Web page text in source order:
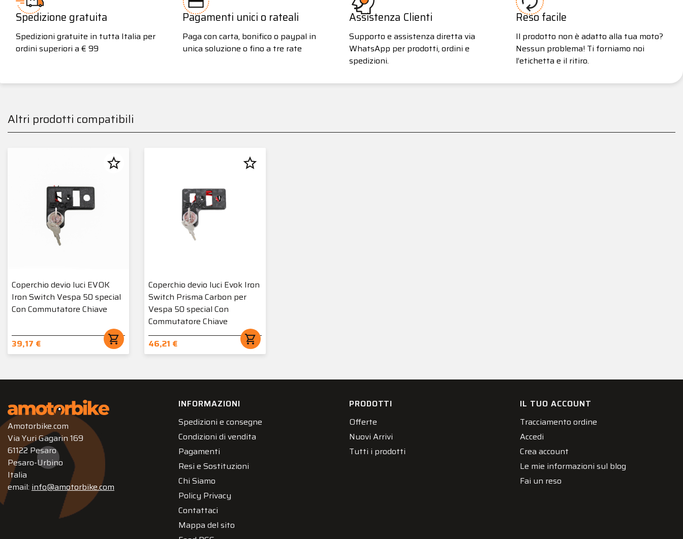
Spedizione gratuita
Spedizioni gratuite in tutta Italia per
ordini superiori a € 99
Pagamenti unici o rateali
Paga con carta, bonifico o paypal in
unica soluzione o fino a tre rate
Assistenza Clienti
Supporto e assistenza diretta via
WhatsApp per prodotti, ordini e
spedizioni.
Reso facile
Il prodotto non è adatto alla tua moto?
Nessun problema! Ti forniamo noi
l’etichetta e il ritiro.
Altri prodotti compatibili
Coperchio devio luci EVOK
Iron Switch Vespa 50 special
Con Commutatore Chiave
39,17 € shopping_cart
star_border
Coperchio devio luci Evok Iron
Switch Prisma Carbon per
Vespa 50 special Con
Commutatore Chiave
46,21 €
shopping_cart
star_border
Amotorbike.com
Via Yuri Gagarin 169
61122 Pesaro
Pesaro-Urbino
Italia
email: info@amotorbike.com
INFORMAZIONI
Spedizioni e consegne
Condizioni di vendita
Pagamenti
Resi e Sostituzioni
Chi Siamo
Policy Privacy
Contattaci
Mappa del sito
PRODOTTI
Offerte
Nuovi Arrivi
Tutti i prodotti
IL TUO ACCOUNT
Tracciamento ordine
Accedi
Crea account
Le mie informazioni sul blog
Fai un reso